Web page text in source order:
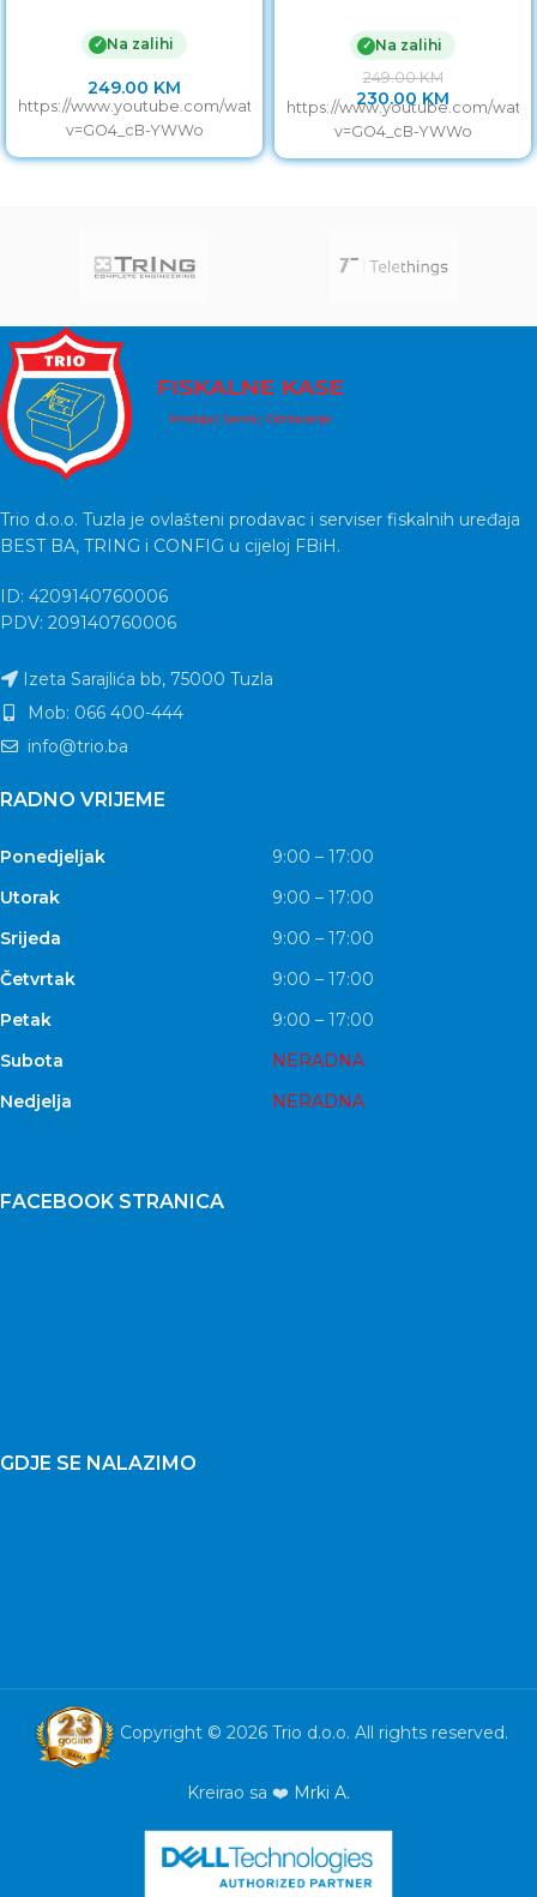
✓ Na zalihi
249.00 KM
https://www.youtube.com/watch?
v=GO4_cB-YWWo
✓ Na zalihi
249.00KM
230.00 KM
https://www.youtube.com/
v=GO4_cB-YWWo
Trio d.o.o. Tuzla je ovlašteni prodavac i serviser fiskalnih uređaja
BEST BA, TRING i CONFIG u cijeloj FBiH.
ID: 4209140760006
PDV: 209140760006
Izeta Sarajlića bb, 75000 Tuzla
Mob: 066 400-444
info@trio.ba
RADNO VRIJEME
Ponedjeljak
9:00 – 17:00
Utorak
9:00 – 17:00
Srijeda
9:00 – 17:00
Četvrtak
9:00 – 17:00
Petak
9:00 – 17:00
Subota
NERADNA
Nedjelja
NERADNA
FACEBOOK STRANICA
GDJE SE NALAZIMO
Copyright © 2026 Trio d.o.o. All rights reserved.
Kreirao sa ❤️ Mrki A.